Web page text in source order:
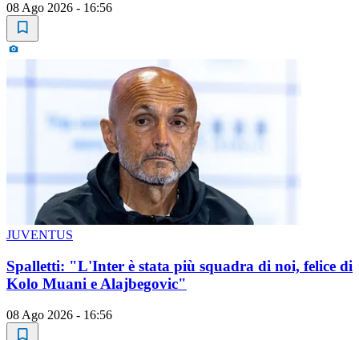
08 Ago 2026 - 16:56
JUVENTUS
Spalletti: "L'Inter è stata più squadra di noi, felice di
Kolo Muani e Alajbegovic"
08 Ago 2026 - 16:56